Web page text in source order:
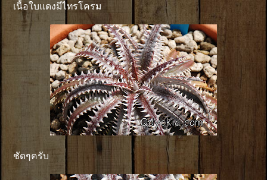
เนื้อใบแดงมีไทรโครม
ชัดๆครับ